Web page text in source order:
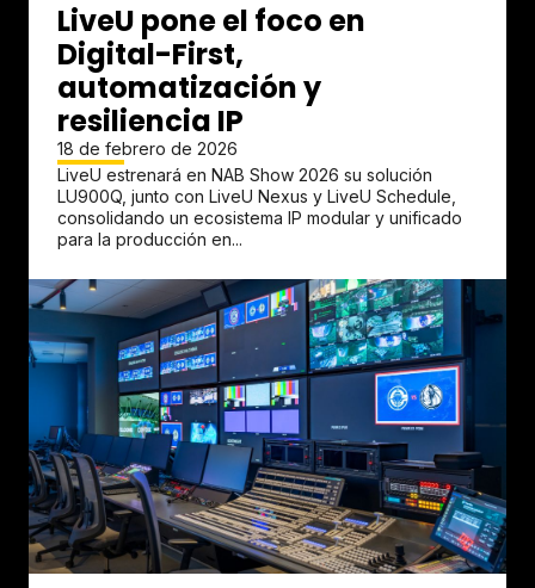
LiveU pone el foco en
Digital-First,
automatización y
resiliencia IP
18 de febrero de 2026
LiveU estrenará en NAB Show 2026 su solución
LU900Q, junto con LiveU Nexus y LiveU Schedule,
consolidando un ecosistema IP modular y unificado
para la producción en...